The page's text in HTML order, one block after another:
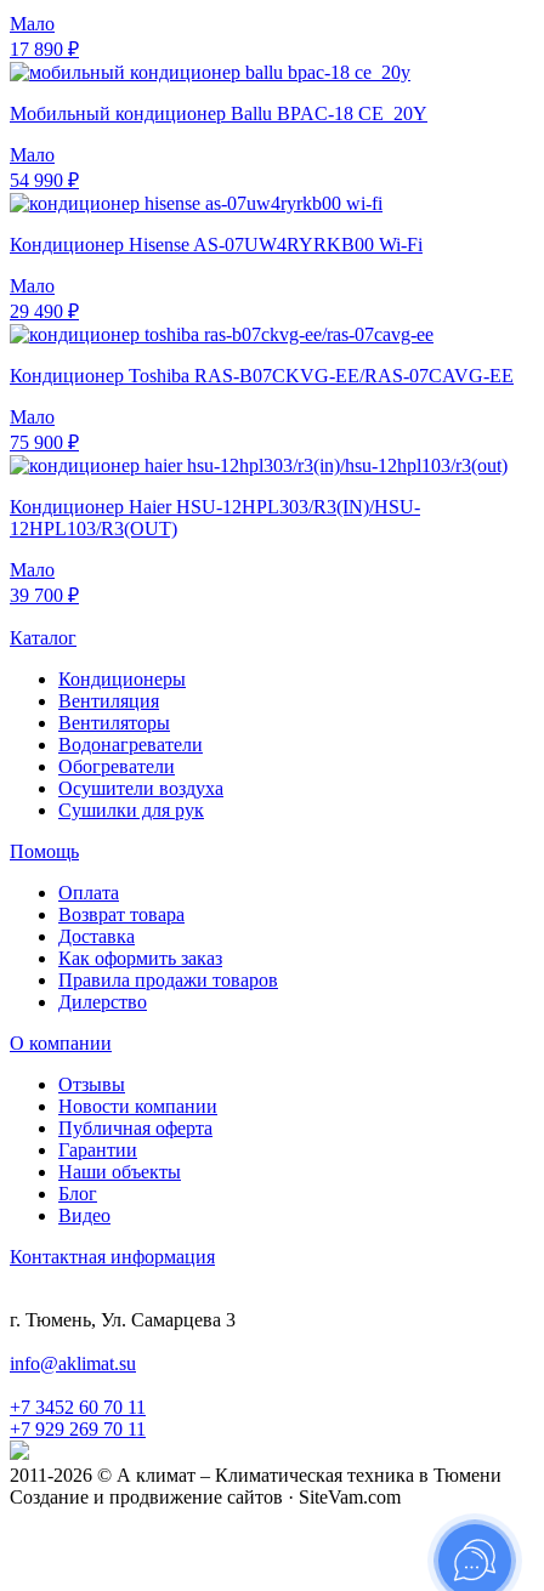
Мало
17 890 ₽
Мобильный кондиционер Ballu BPAC-18 CE_20Y
Мало
54 990 ₽
Кондиционер Hisense AS-07UW4RYRKB00 Wi-Fi
Мало
29 490 ₽
Кондиционер Toshiba RAS-B07CKVG-EE/RAS-07CAVG-EE
Мало
75 900 ₽
Кондиционер Haier HSU-12HPL303/R3(IN)/HSU-
12HPL103/R3(OUT)
Мало
39 700 ₽
Каталог
Кондиционеры
Вентиляция
Вентиляторы
Водонагреватели
Обогреватели
Осушители воздуха
Сушилки для рук
Помощь
Оплата
Возврат товара
Доставка
Как оформить заказ
Правила продажи товаров
Дилерство
О компании
Отзывы
Новости компании
Публичная оферта
Гарантии
Наши объекты
Блог
Видео
Контактная информация
г. Тюмень, Ул. Самарцева 3
info@aklimat.su
+7 3452 60 70 11
+7 929 269 70 11
2011-2026 © А климат – Климатическая техника в Тюмени
Создание и продвижение сайтов · SiteVam.com